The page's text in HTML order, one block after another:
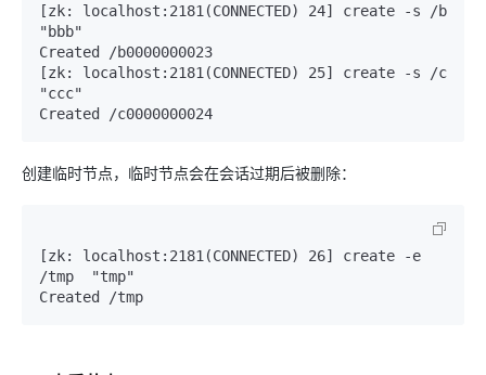
[zk: localhost:2181(CONNECTED) 24] create -s /b
"bbb"
Created /b0000000023
[zk: localhost:2181(CONNECTED) 25] create -s /c
"ccc"
创建临时节点，临时节点会在会话过期后被删除：
[zk: localhost:2181(CONNECTED) 26] create -e
/tmp  "tmp"